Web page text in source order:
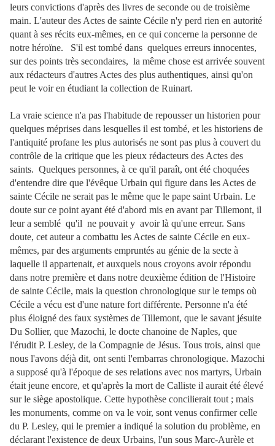
leurs convictions d'après des livres de seconde ou de troisième
main. L'auteur des Actes de sainte Cécile n'y perd rien en autorité
quant à ses récits eux-mêmes, en ce qui concerne la personne de
notre héroïne. S'il est tombé dans quelques erreurs innocentes,
sur des points très secondaires, la même chose est arrivée souvent
aux rédacteurs d'autres Actes des plus authentiques, ainsi qu'on
peut le voir en étudiant la collection de Ruinart.
La vraie science n'a pas l'habitude de repousser un historien pour
quelques méprises dans lesquelles il est tombé, et les historiens de
l'antiquité profane les plus autorisés ne sont pas plus à couvert du
contrôle de la critique que les pieux rédacteurs des Actes des
saints. Quelques personnes, à ce qu'il paraît, ont été choquées
d'entendre dire que l'évêque Urbain qui figure dans les Actes de
sainte Cécile ne serait pas le même que le pape saint Urbain. Le
doute sur ce point ayant été d'abord mis en avant par Tillemont, il
leur a semblé qu'il ne pouvait y avoir là qu'une erreur. Sans
doute, cet auteur a combattu les Actes de sainte Cécile en eux-
mêmes, par des arguments empruntés au génie de la secte à
laquelle il appartenait, et auxquels nous croyons avoir répondu
dans notre première et dans notre deuxième édition de l'Histoire
de sainte Cécile, mais la question chronologique sur le temps où
Cécile a vécu est d'une nature fort différente. Personne n'a été
plus éloigné des faux systèmes de Tillemont, que le savant jésuite
Du Sollier, que Mazochi, le docte chanoine de Naples, que
l'érudit P. Lesley, de la Compagnie de Jésus. Tous trois, ainsi que
nous l'avons déjà dit, ont senti l'embarras chronologique. Mazochi
a supposé qu'à l'époque de ses relations avec nos martyrs, Urbain
était jeune encore, et qu'après la mort de Calliste il aurait été élevé
sur le siège apostolique. Cette hypothèse concilierait tout ; mais
les monuments, comme on va le voir, sont venus confirmer celle
du P. Lesley, qui le premier a indiqué la solution du problème, en
déclarant l'existence de deux Urbains, l'un sous Marc-Aurèle et